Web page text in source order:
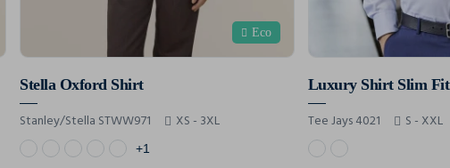
Eco
Stella Oxford Shirt
Stanley/Stella STWW971 XS - 3XL
+1
Luxury Shirt Slim Fit
Tee Jays 4021 S - XXL